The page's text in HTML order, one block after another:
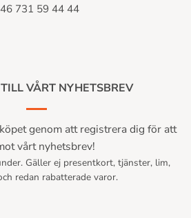
731 59 44 44
VÅRT NYHETSBREV
genom att registrera dig för att
vårt nyhetsbrev!
Gäller ej presentkort, tjänster, lim,
redan rabatterade varor.